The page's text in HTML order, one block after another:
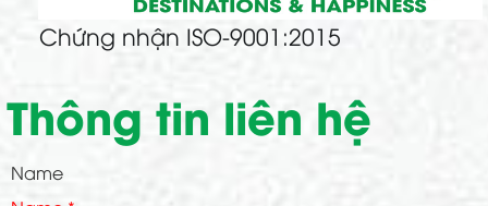
Chứng nhận ISO-9001:2015
Thông tin liên hệ
Name